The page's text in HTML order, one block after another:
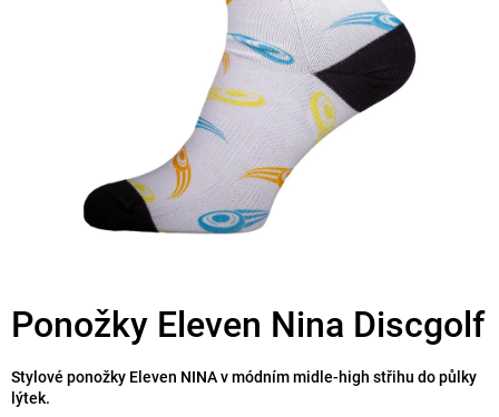
Ponožky Eleven Nina Discgolf
Stylové ponožky Eleven NINA v módním midle-high střihu do půlky
lýtek.